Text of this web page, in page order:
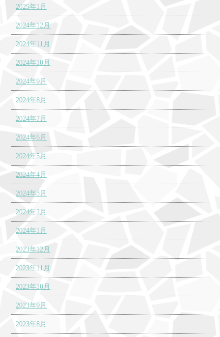
2025年1月
2024年12月
2024年11月
2024年10月
2024年9月
2024年8月
2024年7月
2024年6月
2024年5月
2024年4月
2024年3月
2024年2月
2024年1月
2023年12月
2023年11月
2023年10月
2023年9月
2023年8月